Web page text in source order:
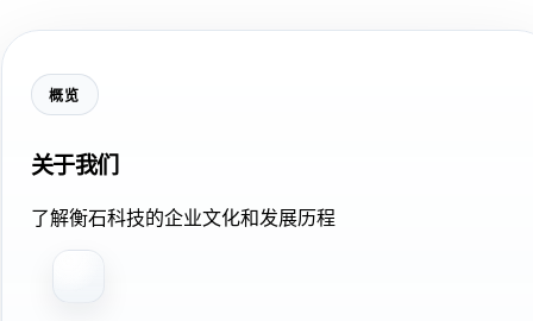
概览
关于我们
了解衡石科技的企业文化和发展历程